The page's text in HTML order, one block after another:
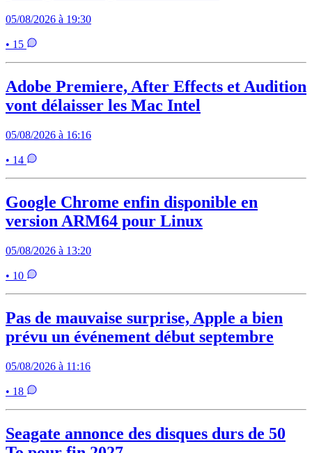
05/08/2026 à 19:30
• 15
Adobe Premiere, After Effects et Audition
vont délaisser les Mac Intel
05/08/2026 à 16:16
• 14
Google Chrome enfin disponible en
version ARM64 pour Linux
05/08/2026 à 13:20
• 10
Pas de mauvaise surprise, Apple a bien
prévu un événement début septembre
05/08/2026 à 11:16
• 18
Seagate annonce des disques durs de 50